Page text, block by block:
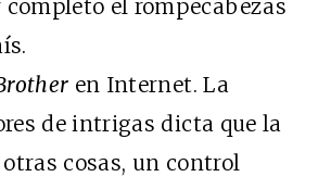
el rompecabezas
en Internet. La
de intrigas dicta que la
cosas, un control